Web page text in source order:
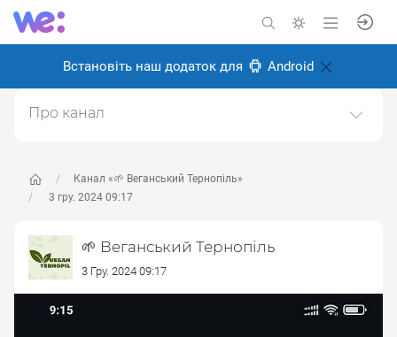
Встановіть наш додаток для Android
Канал «🌱 Веганський Тернопіль»
3 гру. 2024 09:17
🌱 Веганський Тернопіль
3 Гру. 2024 09:17
Про канал
і робимо місто більш веган дружнім.Щоб
запропонувати новину пишіть адмінці
https://instagram.com/vegan.teДзеркало тґ-каналу.
Створено: 28 травня 2024
Відповідальні:ліза м